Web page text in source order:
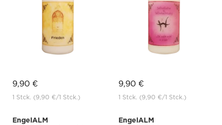
9,90 €
1 Stck. (9,90 €/1 Stck.)
9,90 €
1 Stck. (9,90 €/1 Stck.)
EngelALM
EngelALM